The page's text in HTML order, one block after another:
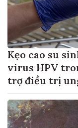
Kẹo cao su
virus HPV
trợ điều trị